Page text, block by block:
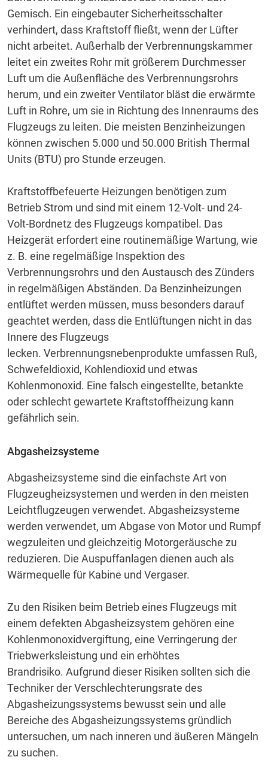
Gemisch. Ein eingebauter Sicherheitsschalter
verhindert, dass Kraftstoff fließt, wenn der Lüfter
nicht arbeitet. Außerhalb der Verbrennungskammer
leitet ein zweites Rohr mit größerem Durchmesser
Luft um die Außenfläche des Verbrennungsrohrs
herum, und ein zweiter Ventilator bläst die erwärmte
Luft in Rohre, um sie in Richtung des Innenraums des
Flugzeugs zu leiten. Die meisten Benzinheizungen
können zwischen 5.000 und 50.000 British Thermal
Units (BTU) pro Stunde erzeugen.
Kraftstoffbefeuerte Heizungen benötigen zum
Betrieb Strom und sind mit einem 12-Volt- und 24-
Volt-Bordnetz des Flugzeugs kompatibel. Das
Heizgerät erfordert eine routinemäßige Wartung, wie
z. B. eine regelmäßige Inspektion des
Verbrennungsrohrs und den Austausch des Zünders
in regelmäßigen Abständen. Da Benzinheizungen
entlüftet werden müssen, muss besonders darauf
geachtet werden, dass die Entlüftungen nicht in das
Innere des Flugzeugs
lecken. Verbrennungsnebenprodukte umfassen Ruß,
Schwefeldioxid, Kohlendioxid und etwas
Kohlenmonoxid. Eine falsch eingestellte, betankte
oder schlecht gewartete Kraftstoffheizung kann
gefährlich sein.
Abgasheizsysteme
Abgasheizsysteme sind die einfachste Art von
Flugzeugheizsystemen und werden in den meisten
Leichtflugzeugen verwendet. Abgasheizsysteme
werden verwendet, um Abgase von Motor und Rumpf
wegzuleiten und gleichzeitig Motorgeräusche zu
reduzieren. Die Auspuffanlagen dienen auch als
Wärmequelle für Kabine und Vergaser.
Zu den Risiken beim Betrieb eines Flugzeugs mit
einem defekten Abgasheizsystem gehören eine
Kohlenmonoxidvergiftung, eine Verringerung der
Triebwerksleistung und ein erhöhtes
Brandrisiko. Aufgrund dieser Risiken sollten sich die
Techniker der Verschlechterungsrate des
Abgasheizungssystems bewusst sein und alle
Bereiche des Abgasheizungssystems gründlich
untersuchen, um nach inneren und äußeren Mängeln
zu suchen.